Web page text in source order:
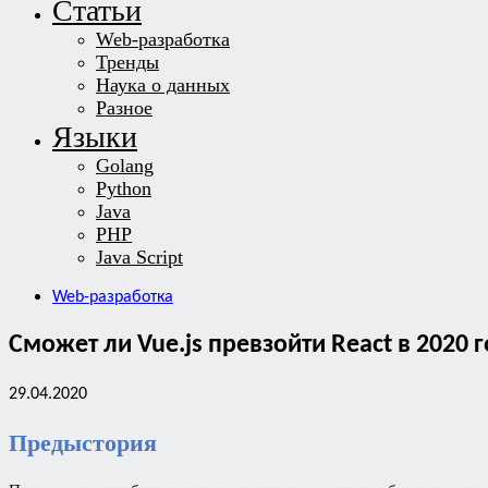
Статьи
Web-разработка
Тренды
Наука о данных
Разное
Языки
Golang
Python
Java
PHP
Java Script
Web-разработка
Сможет ли Vue.js превзойти React в 2020
29.04.2020
Предыстория